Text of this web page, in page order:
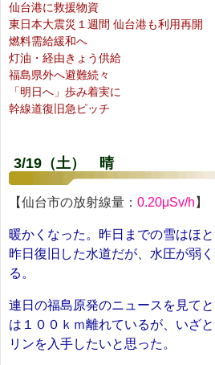
仙台港に救援物資
東日本大震災１週間 仙台港も利用再開
燃料需給緩和へ
灯油・経由きょう供給
福島県外へ避難続々
「明日へ」歩み着実に
幹線道復旧急ピッチ
3/19（土） 晴
【仙台市の放射線量： 0.20μSv/h 】
暖かくなった。昨日までの雪はほと
昨日復旧した水道だが、水圧が弱
る。
連日の福島原発のニュースを見て
は１００ｋｍ離れているが、いざ
リンを入手したいと思った。